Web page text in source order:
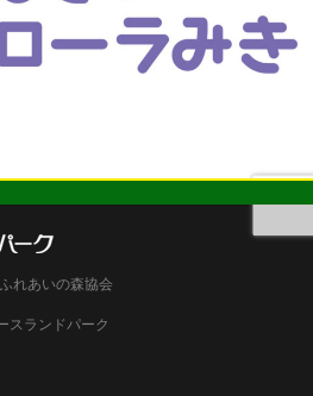
れあいの森協会
スランドパーク